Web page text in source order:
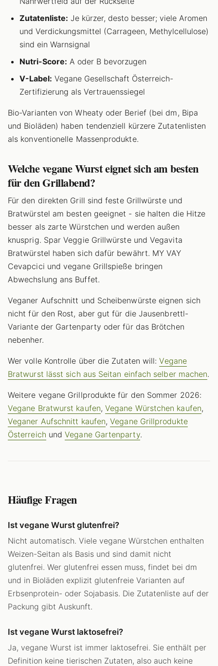
Zutatenliste: Je kürzer, desto besser; viele Aromen
und Verdickungsmittel (Carrageen, Methylcellulose)
sind ein Warnsignal
Nutri-Score: A oder B bevorzugen
V-Label: Vegane Gesellschaft Österreich-
Zertifizierung als Vertrauenssiegel
Bio-Varianten von Wheaty oder Berief (bei dm, Bipa
und Bioläden) haben tendenziell kürzere Zutatenlisten
als konventionelle Massenprodukte.
Welche vegane Wurst eignet sich am besten
für den Grillabend?
Für den direkten Grill sind feste Grillwürste und
Bratwürstel am besten geeignet - sie halten die Hitze
besser als zarte Würstchen und werden außen
knusprig. Spar Veggie Grillwürste und Vegavita
Bratwürstel haben sich dafür bewährt. MY VAY
Cevapcici und vegane Grillspieße bringen
Abwechslung ans Buffet.
Veganer Aufschnitt und Scheibenwürste eignen sich
nicht für den Rost, aber gut für die Jausenbrettl-
Variante der Gartenparty oder für das Brötchen
nebenher.
Wer volle Kontrolle über die Zutaten will:Vegane
Bratwurst lässt sich aus Seitan einfach selber machen.
Weitere vegane Grillprodukte für den Sommer 2026:
Vegane Bratwurst kaufen,Vegane Würstchen kaufen,
Veganer Aufschnitt kaufen,Vegane Grillprodukte
Österreich undVegane Gartenparty.
Häufige Fragen
Ist vegane Wurst glutenfrei?
Nicht automatisch. Viele vegane Würstchen enthalten
Weizen-Seitan als Basis und sind damit nicht
glutenfrei. Wer glutenfrei essen muss, findet bei dm
und in Bioläden explizit glutenfreie Varianten auf
Erbsenprotein- oder Sojabasis. Die Zutatenliste auf der
Packung gibt Auskunft.
Ist vegane Wurst laktosefrei?
Ja, vegane Wurst ist immer laktosefrei. Sie enthält per
Definition keine tierischen Zutaten, also auch keine